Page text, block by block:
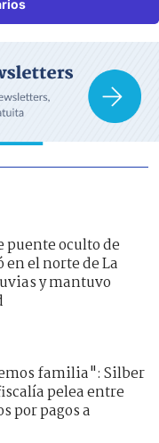
puente oculto de
en el norte de La
y mantuvo
familia": Silber
pelea entre
por pagos a